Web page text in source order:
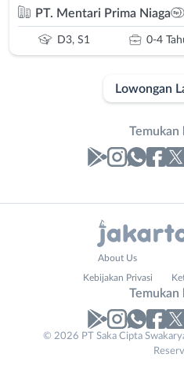
PT. Mentari Prima Niaga
D3, S1 0-4
Lowongan
Temukan
No. Telp /
About Us
Kebijakan Privasi
Temukan
© 2026 PT Saka Cipta